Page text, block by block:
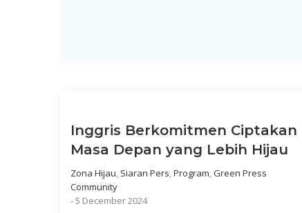
Inggris Berkomitmen Ciptakan
Masa Depan yang Lebih Hijau
Zona Hijau, Siaran Pers,Program,Green Press
Community
-5 December 2024